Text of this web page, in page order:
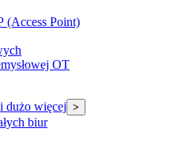
(Access Point)
OT
dużo więcej >
biur